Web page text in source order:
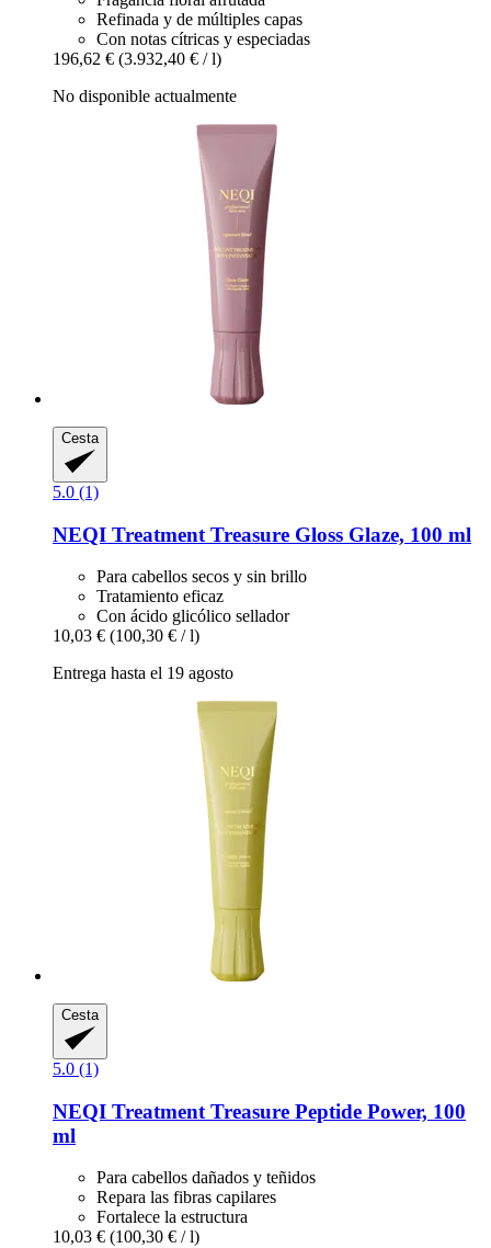
Refinada y de múltiples capas
Con notas cítricas y especiadas
196,62 € (3.932,40 € / l)
No disponible actualmente
Cesta
5.0 (1)
NEQI Treatment Treasure Gloss Glaze, 100 ml
Para cabellos secos y sin brillo
Tratamiento eficaz
Con ácido glicólico sellador
10,03 € (100,30 € / l)
Entrega hasta el 19 agosto
Cesta
5.0 (1)
NEQI Treatment Treasure Peptide Power, 100
ml
Para cabellos dañados y teñidos
Repara las fibras capilares
Fortalece la estructura
10,03 € (100,30 € / l)